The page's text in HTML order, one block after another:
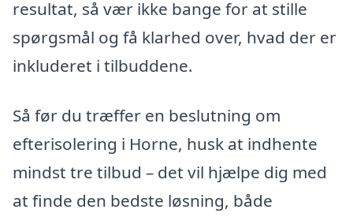
resultat, så vær ikke bange for at stille
spørgsmål og få klarhed over, hvad der er
inkluderet i tilbuddene.
Så før du træffer en beslutning om
efterisolering i Horne, husk at indhente
mindst tre tilbud – det vil hjælpe dig med
at finde den bedste løsning, både